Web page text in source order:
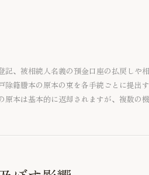
記、被相続人名義の預金口座の払戻しや
除籍謄本の原本の束を各手続ごとに提出
原本は基本的に返却されますが、複数の